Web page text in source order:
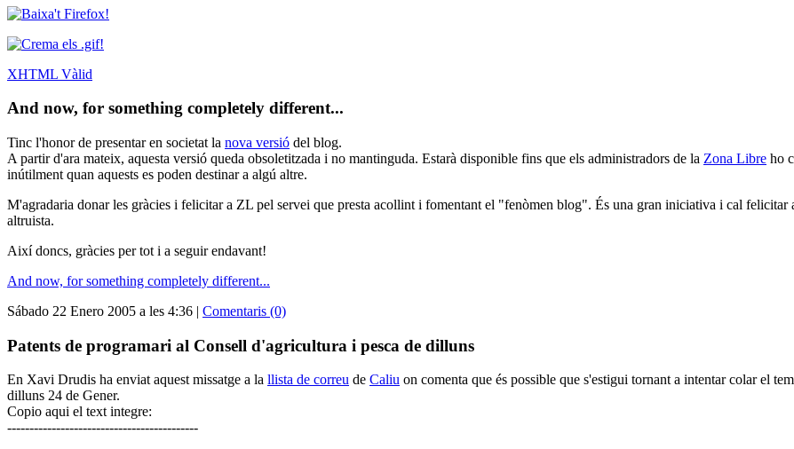
XHTML Vàlid
And now, for something completely different...
Tinc l'honor de presentar en societat la nova versió del blog.
A partir d'ara mateix, aquesta versió queda obsoletitzada i no mantinguda. Estarà disponible fins que els administradors de la Zona Libre ho
inútilment quan aquests es poden destinar a algú altre.
M'agradaria donar les gràcies i felicitar a ZL pel servei que presta acollint i fomentant el "fenòmen blog". És una gran iniciativa i cal felicitar
altruista.
Així doncs, gràcies per tot i a seguir endavant!
And now, for something completely different...
Sábado 22 Enero 2005 a les 4:36 | Comentaris (0)
Patents de programari al Consell d'agricultura i pesca de dilluns
En Xavi Drudis ha enviat aquest missatge a la llista de correu de Caliu on comenta que és possible que s'estigui tornant a intentar colar el
dilluns 24 de Gener.
Copio aqui el text integre:
-------------------------------------------